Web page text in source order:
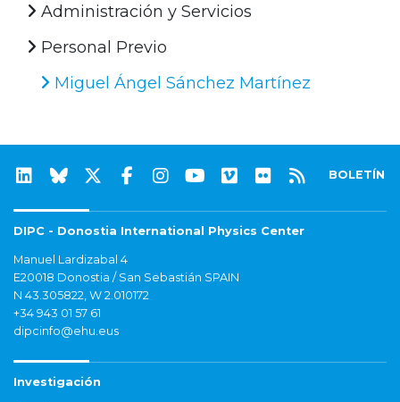
Administración y Servicios
Personal Previo
Miguel Ángel Sánchez Martínez
BOLETÍN
DIPC - Donostia International Physics Center
Manuel Lardizabal 4
E20018 Donostia / San Sebastián SPAIN
N 43.305822, W 2.010172
+34 943 01 57 61
dipcinfo@ehu.eus
Investigación